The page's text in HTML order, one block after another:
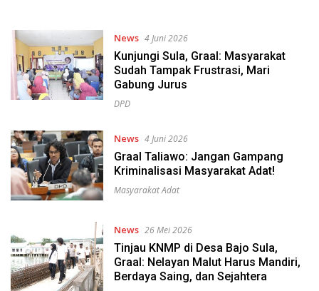
News 4 Juni 2026
Kunjungi Sula, Graal: Masyarakat
Sudah Tampak Frustrasi, Mari
Gabung Jurus
DPD
News 4 Juni 2026
Graal Taliawo: Jangan Gampang
Kriminalisasi Masyarakat Adat!
Masyarakat Adat
News 26 Mei 2026
Tinjau KNMP di Desa Bajo Sula,
Graal: Nelayan Malut Harus Mandiri,
Berdaya Saing, dan Sejahtera